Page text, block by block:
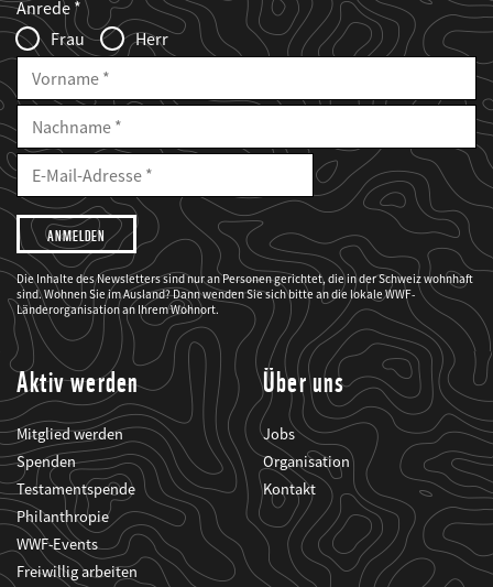
Infofelder
Anrede
Frau
Herr
Vorname
Nachname
E-
Mailadresse
E-
Adresse
Ich
möchte,
dass
der
WWF
mich
über
seine
Projekte
informiert.
Die Inhalte des Newsletters sind nur an Personen gerichtet, die in der Schweiz wohnhaft
sind. Wohnen Sie im Ausland? Dann wenden Sie sich bitte an die lokale WWF-
Länderorganisation an Ihrem Wohnort.
Aktiv werden
Mitglied werden
Spenden
Testamentspende
Philanthropie
WWF-Events
Freiwillig arbeiten
Über uns
Jobs
Organisation
Kontakt